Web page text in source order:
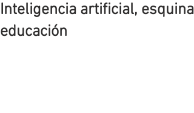
Inteligencia artificial, esquina
educación